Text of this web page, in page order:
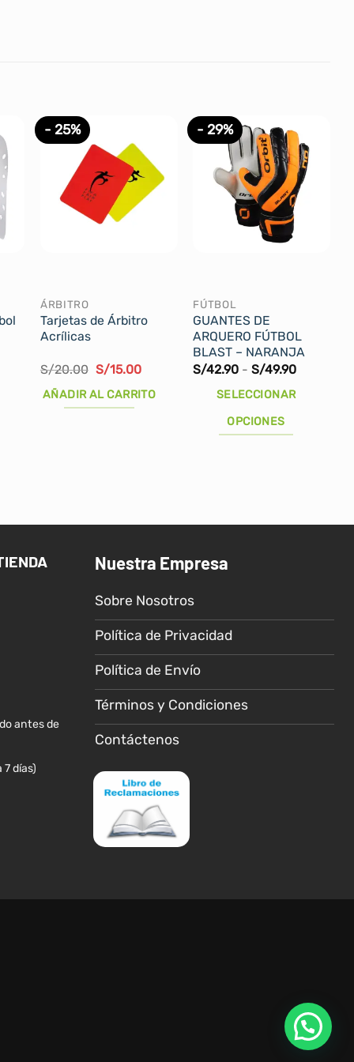
- 25%
ÁRBITRO
Tarjetas de Árbitro
Acrílicas
S/20.00 El
precio
original
era:
S/15.00El
actual
AÑADIR AL CARRITO
- 29%
FÚTBOL
GUANTES DE
ARQUERO FÚTBOL
BLAST – NARANJA
S/42.90 - S/49.90Rango
SELECCIONAR
OPCIONES
variantes.
opciones
pueden
elegir
en
la
de
producto
antes de
días)
Nuestra Empresa
Sobre Nosotros
Política de Privacidad
Política de Envío
Términos y Condiciones
Contáctenos